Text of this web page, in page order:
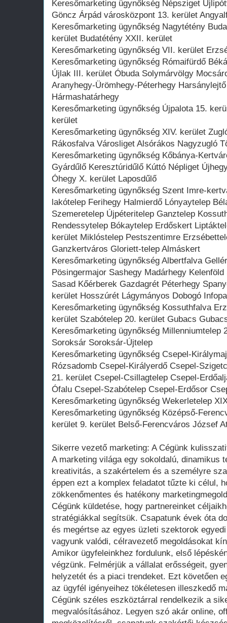
Keresőmarketing ügynőkség Népsziget
Göncz Árpád városközpont 13. kerület
Keresőmarketing ügynőkség Nagytétény
kerület Budatétény XXII. kerület
Keresőmarketing ügynőkség VII. kerület
Keresőmarketing ügynőkség Rómaifürdő
Újlak III. kerület Óbuda Solymárvölgy
Aranyhegy-Ürömhegy-Péterhegy
Hármashatárhegy
Keresőmarketing ügynőkség Újpalota 15.
kerület
Keresőmarketing ügynőkség XIV. kerület
Rákosfalva Városliget Alsórákos Nagyzugló
Keresőmarketing ügynőkség Kőbánya-
Gyárdűlő Keresztúridűlő Kúttó Népliget
Óhegy X. kerület Laposdűlő
Keresőmarketing ügynőkség Szent Imre-
lakótelep Ferihegy Halmierdő Lónyaytelep
Szemeretelep Újpéteritelep Ganztelep
Rendessytelep Bókaytelep Erdőskert
kerület Miklóstelep Pestszentimre
Ganzkertváros Gloriett-telep Almáskert
Keresőmarketing ügynőkség Albertfalva
Pösingermajor Sashegy Madárhegy
Sasad Kőérberek Gazdagrét Péterhegy
kerület Hosszúrét Lágymányos Dobogó
Keresőmarketing ügynőkség Kossuthfalva
kerület Szabótelep 20. kerület Gubacs
Keresőmarketing ügynőkség Millenniumtelep
Soroksár Soroksár-Újtelep
Keresőmarketing ügynőkség Csepel-
Rózsadomb Csepel-Királyerdő Csepel-
21. kerület Csepel-Csillagtelep Csepel-
Ófalu Csepel-Szabótelep Csepel-Erdősor
Keresőmarketing ügynőkség Wekerletelep
Keresőmarketing ügynőkség Középső-
kerület 9. kerület Belső-Ferencváros József
Sikerre vezető marketing: A Cégünk
A marketing világa egy sokoldalú, dinamikus
kreativitás, a szakértelem és a személyre
éppen ezt a komplex feladatot tűzte ki célul,
zökkenőmentes és hatékony
Cégünk küldetése, hogy partnereinket
stratégiákkal segítsük. Csapatunk évek óta
és megértse az egyes üzleti szektorok
vagyunk valódi, célravezető megoldásokat
Amikor ügyfeleinkhez fordulunk, első
végzünk. Felmérjük a vállalat erősségeit,
helyzetét és a piaci trendeket. Ezt követően
az ügyfél igényeihez tökéletesen illeszkedő
Cégünk széles eszköztárral rendelkezik a
megvalósításához. Legyen szó akár online,